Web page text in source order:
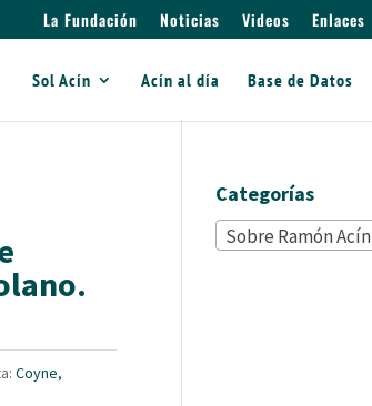
La Fundación Noticias Videos Enlaces
Sol Acín Acín al día Base de Datos
Coyne,
Categorías
Sobre Ramón Acín (2.188)